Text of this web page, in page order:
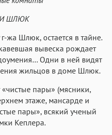
ШЛЮК
жа Шлюк, остается в тайне.
вывеска рождает
Одни в ней видят
жильцов в доме Шлюк.
пары» (мясники,
этаже, мансарде и
пары», всякий ученый
Кеплера.